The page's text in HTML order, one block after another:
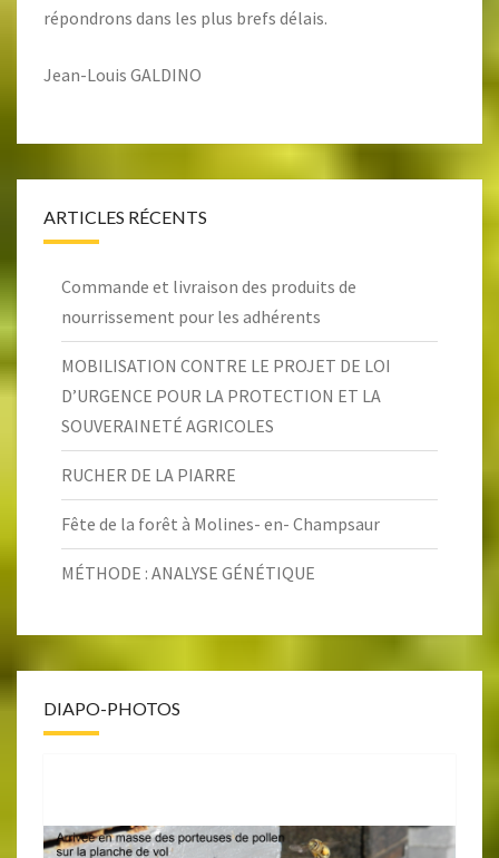
répondrons dans les plus brefs délais.
Jean-Louis GALDINO
ARTICLES RÉCENTS
Commande et livraison des produits de
nourrissement pour les adhérents
MOBILISATION CONTRE LE PROJET DE LOI
D’URGENCE POUR LA PROTECTION ET LA
SOUVERAINETÉ AGRICOLES
RUCHER DE LA PIARRE
Fête de la forêt à Molines- en- Champsaur
MÉTHODE : ANALYSE GÉNÉTIQUE
DIAPO-PHOTOS